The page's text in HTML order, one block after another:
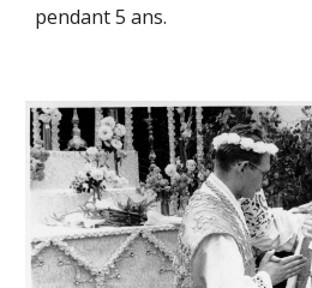
pendant 5 ans.